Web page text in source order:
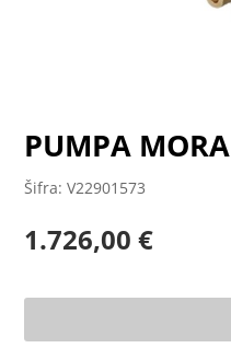
PUMPA MORA
Šifra: V22901573
1.726,00€